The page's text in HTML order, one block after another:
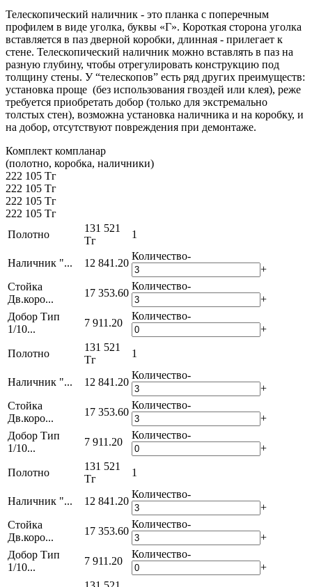
Телескопический наличник - это планка с поперечным
профилем в виде уголка, буквы «Г». Короткая сторона уголка
вставляется в паз дверной коробки, длинная - прилегает к
стене. Телескопический наличник можно вставлять в паз на
разную глубину, чтобы отрегулировать конструкцию под
толщину стены. У “телескопов” есть ряд других преимуществ:
установка проще (без использования гвоздей или клея), реже
требуется приобретать добор (только для экстремально
толстых стен), возможна установка наличника и на коробку, и
на добор, отсутствуют повреждения при демонтаже.
Комплект компланар
(полотно, коробка, наличники)
222 105 Тг
222 105 Тг
222 105 Тг
222 105 Тг
Полотно
131 521
Тг
1
Наличник "... 12 841.20
Количество-
+
Стойка
Дв.коро...
17 353.60
Количество-
+
Добор Тип
1/10...
7 911.20
Количество-
+
Полотно
131 521
Тг
1
Наличник "... 12 841.20
Количество-
+
Стойка
Дв.коро...
17 353.60
Количество-
+
Добор Тип
1/10...
7 911.20
Количество-
+
Полотно
131 521
Тг
1
Наличник "... 12 841.20
Количество-
+
Стойка
Дв.коро...
17 353.60
Количество-
+
Добор Тип
1/10...
7 911.20
Количество-
+